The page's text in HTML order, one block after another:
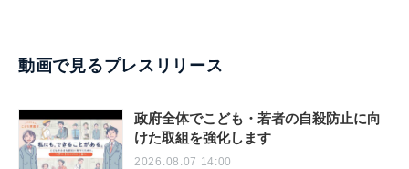
動画で見るプレスリリース
政府全体でこども・若者の自殺防止に向
けた取組を強化します
2026.08.07 14:00